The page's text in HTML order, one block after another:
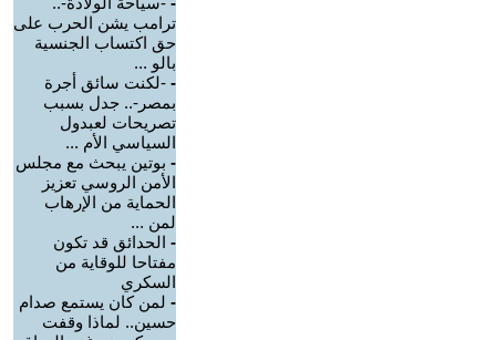
ترامب يشن الحرب على
حق اكتساب الجنسية
بالو ...
- -لكنت سائق أجرة
بمصر-.. جدل بسبب
تصريحات لعبدول
السياسي الأم ...
- بوتين يبحث مع مجلس
الأمن الروسي تعزيز
الحماية من الإرهاب
لمن ...
- الحدائق قد تكون
مفتاحا للوقاية من
السكري
- لمن كان يستمع صدام
حسين.. لماذا وقفت